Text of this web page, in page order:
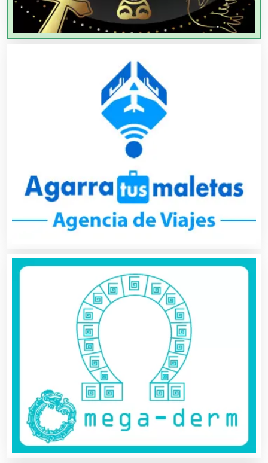
Agricultores
Agricultura y Ganadería
Agua Purificada
Aire Acondicionado
Alarmas
Albercas
Alimentos
Almacenaje
Alquiler de Autos
Alquiler de Equipos para Fiestas